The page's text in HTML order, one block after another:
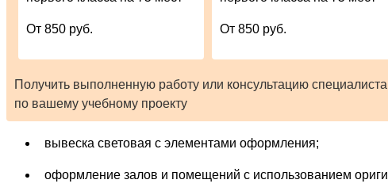
От 850 руб. От 850 руб.
Получить выполненную работу или консультацию специалиста
по вашему учебному проекту
вывеска световая с элементами оформления;
оформление залов и помещений с использованием